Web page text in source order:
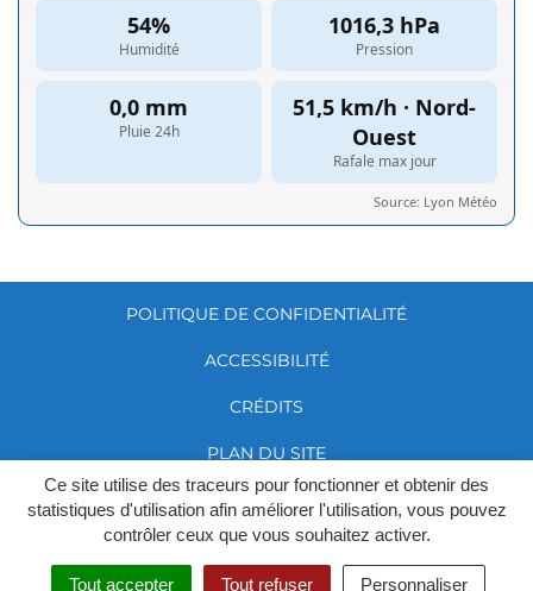
Ce site utilise des traceurs pour fonctionner et obtenir des
statistiques d'utilisation afin améliorer l'utilisation, vous pouvez
contrôler ceux que vous souhaitez activer.
Tout accepter Tout refuser Personnaliser
POLITIQUE DE CONFIDENTIALITÉ
ACCESSIBILITÉ
CRÉDITS
PLAN DU SITE
MENTIONS LÉGALES
GÉRER MES COOKIES